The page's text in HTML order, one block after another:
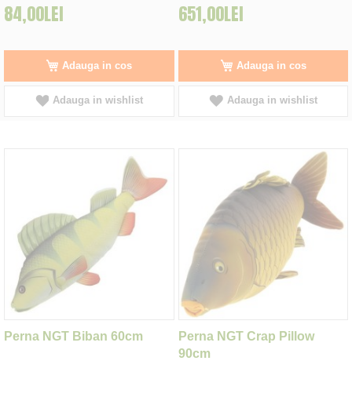
84,00LEI
Adauga in cos
Adauga in wishlist
651,00LEI
Adauga in cos
Adauga in wishlist
Perna NGT Biban 60cm
Perna NGT Crap Pillow
90cm